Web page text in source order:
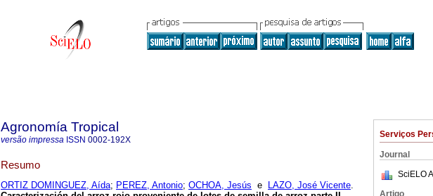
Serviços
Journal
SciELO
Artigo
Agronomía Tropical
versão impressa ISSN 0002-192X
Resumo
ORTIZ DOMINGUEZ, Aída; PEREZ, Antonio; OCHOA, Jesús e LAZO, José Vicente.